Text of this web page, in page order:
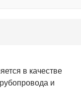
в качестве
и